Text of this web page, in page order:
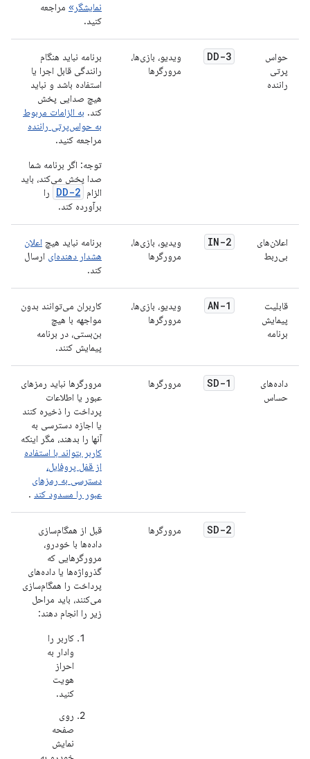
نمایشگر» مراجعه
کنید.
حواس
پرتی
راننده
DD-3
ویدیو، بازی‌ها،
مرورگرها
برنامه نباید هنگام
رانندگی قابل اجرا یا
استفاده باشد و نباید
هیچ صدایی پخش
کند. به الزامات مربوط
به حواس‌پرتی راننده
مراجعه کنید.
توجه: اگر برنامه شما
صدا پخش می‌کند، باید
الزام DD-2
را
برآورده کند.
اعلان‌های
بی‌ربط
IN-2
ویدیو، بازی‌ها،
مرورگرها
برنامه نباید هیچ اعلان
هشدار دهنده‌ای ارسال
کند.
قابلیت
پیمایش
برنامه
AN-1
ویدیو، بازی‌ها،
مرورگرها
کاربران می‌توانند بدون
مواجهه با هیچ
بن‌بستی، در برنامه
پیمایش کنند.
داده‌های
حساس
SD-1 مرورگرها
مرورگرها نباید رمزهای
عبور یا اطلاعات
پرداخت را ذخیره کنند
یا اجازه دسترسی به
آنها را بدهند، مگر اینکه
کاربر بتواند با استفاده
از قفل پروفایل،
دسترسی به رمزهای
عبور را مسدود کند .
SD-2 مرورگرها
قبل از همگام‌سازی
داده‌ها با خودرو،
مرورگرهایی که
گذرواژه‌ها یا داده‌های
پرداخت را همگام‌سازی
می‌کنند، باید مراحل
زیر را انجام دهند:
کاربر را
وادار به
احراز
هویت
کنید.
روی
صفحه
نمایش